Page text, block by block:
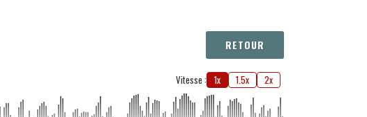
RETOUR
Vitesse : 1x 1.5x 2x